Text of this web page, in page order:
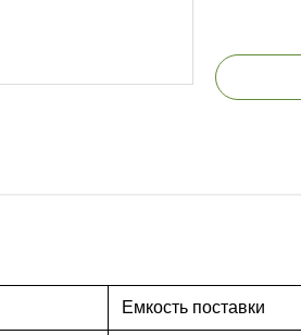
Емкость поставки